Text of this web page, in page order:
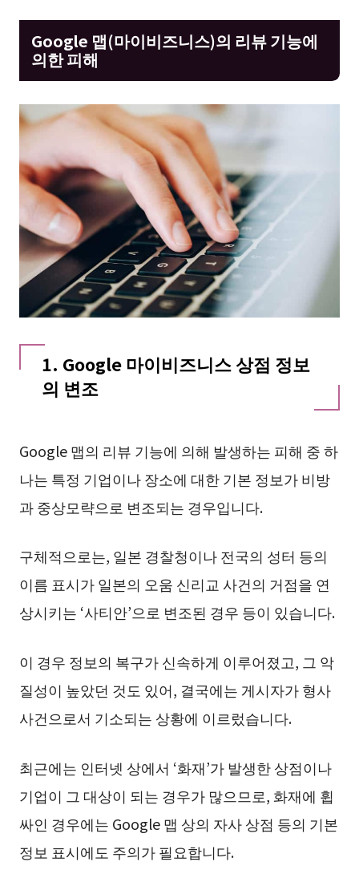
Google 맵(마이비즈니스)의 리뷰 기능에
의한 피해
1. Google 마이비즈니스 상점 정보
의 변조
Google 맵의 리뷰 기능에 의해 발생하는 피해 중 하
나는 특정 기업이나 장소에 대한 기본 정보가 비방
과 중상모략으로 변조되는 경우입니다.
구체적으로는, 일본 경찰청이나 전국의 성터 등의
이름 표시가 일본의 오움 신리교 사건의 거점을 연
상시키는 ‘사티안’으로 변조된 경우 등이 있습니다.
이 경우 정보의 복구가 신속하게 이루어졌고, 그 악
질성이 높았던 것도 있어, 결국에는 게시자가 형사
사건으로서 기소되는 상황에 이르렀습니다.
최근에는 인터넷 상에서 ‘화재’가 발생한 상점이나
기업이 그 대상이 되는 경우가 많으므로, 화재에 휩
싸인 경우에는 Google 맵 상의 자사 상점 등의 기본
정보 표시에도 주의가 필요합니다.